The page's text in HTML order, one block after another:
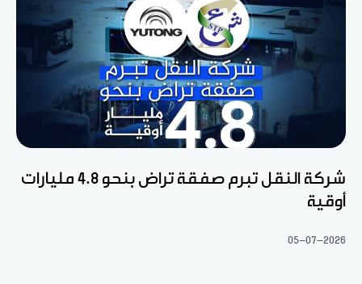
شركة النقل تبرم صفقة تراض بنحو 4.8 مليارات
أوقية
05-07-2026